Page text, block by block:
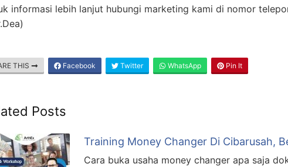
informasi lebih lanjut hubungi marketing kami di nomor
THIS Facebook Twitter WhatsApp Pin It
Posts
Training Money Changer Di Cibarusah,
Cara buka usaha money changer apa saja